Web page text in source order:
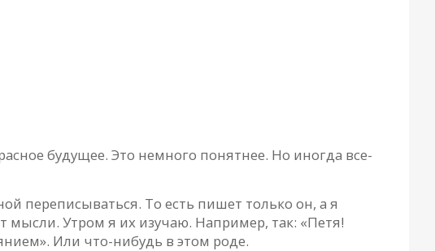
будущее. Это немного понятнее. Но иногда все-
переписываться. То есть пишет только он, а я
мысли. Утром я их изучаю. Например, так: «Петя!
Или что-нибудь в этом роде.